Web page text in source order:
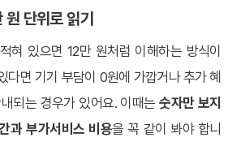
단위로 읽기
혀 있으면 12만 원처럼 이해하는 방식이
다면 기기 부담이 0원에 가깝거나 추가 혜
되는 경우가 있어요. 이때는숫자만 보지
과 부가서비스 비용을 꼭 같이 봐야 합니